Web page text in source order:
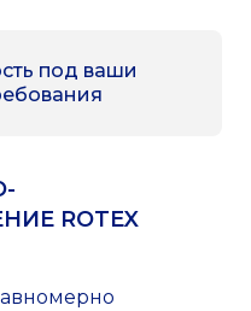
под ваши
ROTEX